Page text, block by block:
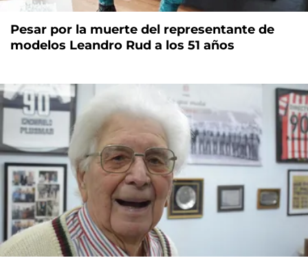
Pesar por la muerte del representante de
modelos Leandro Rud a los 51 años